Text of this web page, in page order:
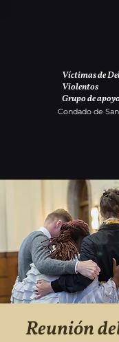
Víctimas de
Violentos
Grupo de
Condado de
Reunión